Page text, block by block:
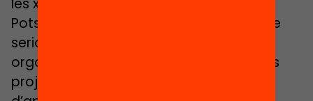
les xarxes socials
Potser alguna d’elles t’inspira i creus que
seria replicable al teu centre o
organització? Tens interès en algun dels
projectes, metodologia o àmbits